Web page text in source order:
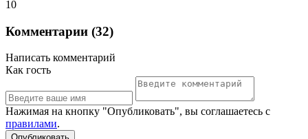
10
Комментарии (32)
Написать комментарий
Как гость
Нажимая на кнопку "Опубликовать", вы соглашаетесь с
правилами.